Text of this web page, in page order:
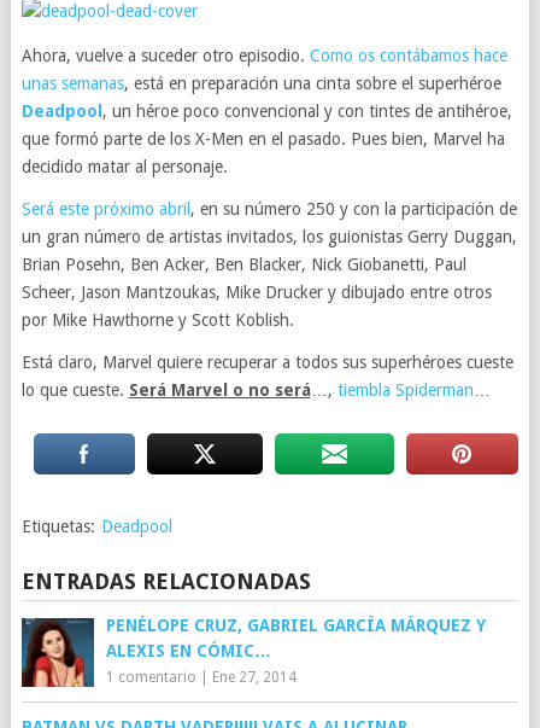
Ahora, vuelve a suceder otro episodio. Como os contábamos hace
unas semanas, está en preparación una cinta sobre el superhéroe
Deadpool , un héroe poco convencional y con tintes de antihéroe,
que formó parte de los X-Men en el pasado. Pues bien, Marvel ha
decidido matar al personaje.
Será este próximo abril , en su número 250 y con la participación de
un gran número de artistas invitados, los guionistas Gerry Duggan,
Brian Posehn, Ben Acker, Ben Blacker, Nick Giobanetti, Paul
Scheer, Jason Mantzoukas, Mike Drucker y dibujado entre otros
por Mike Hawthorne y Scott Koblish.
Está claro, Marvel quiere recuperar a todos sus superhéroes cueste
lo que cueste. Será Marvel o no será …, tiembla Spiderman
Etiquetas: Deadpool
ENTRADAS RELACIONADAS
PENÉLOPE CRUZ, GABRIEL GARCÍA MÁRQUEZ Y
ALEXIS EN CÓMIC…
1 comentario Ene 27, 2014